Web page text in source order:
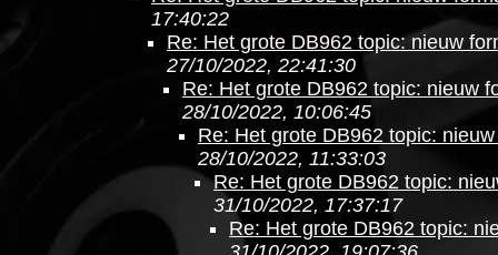
17:40:22
Re: Het grote DB962 topic: nieuw
27/10/2022, 22:41:30
Re: Het grote DB962 topic: nieuw
28/10/2022, 10:06:45
Re: Het grote DB962 topic:
28/10/2022, 11:33:03
Re: Het grote DB962 topic:
31/10/2022, 17:37:17
Re: Het grote DB962 topic: